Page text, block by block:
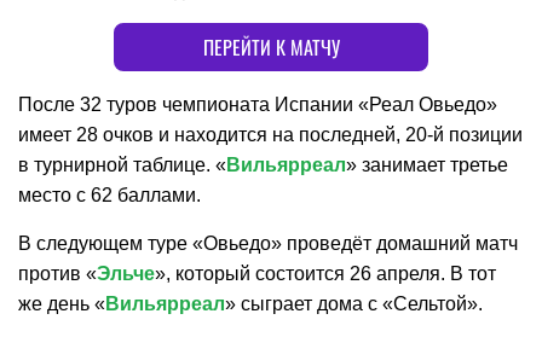
ПЕРЕЙТИ К МАТЧУ
После 32 туров чемпионата Испании «Реал Овьедо»
имеет 28 очков и находится на последней, 20-й позиции
в турнирной таблице. «Вильярреал» занимает третье
место с 62 баллами.
В следующем туре «Овьедо» проведёт домашний матч
против «Эльче», который состоится 26 апреля. В тот
же день «Вильярреал» сыграет дома с «Сельтой».